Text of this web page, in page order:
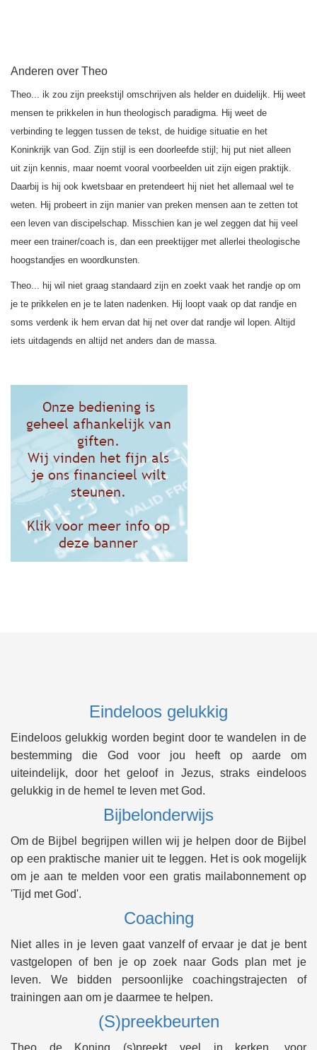
Anderen over Theo
Theo... ik zou zijn preekstijl omschrijven als helder en duidelijk. Hij weet
mensen te prikkelen in hun theologisch paradigma. Hij weet de
verbinding te leggen tussen de tekst, de huidige situatie en het
Koninkrijk van God. Zijn stijl is een doorleefde stijl; hij put niet alleen
uit zijn kennis, maar noemt vooral voorbeelden uit zijn eigen praktijk.
Daarbij is hij ook kwetsbaar en pretendeert hij niet het allemaal wel te
weten. Hij probeert in zijn manier van preken mensen aan te zetten tot
een leven van discipelschap. Misschien kan je wel zeggen dat hij veel
meer een trainer/coach is, dan een preektijger met allerlei theologische
hoogstandjes en woordkunsten.
Theo... hij wil niet graag standaard zijn en zoekt vaak het randje op om
je te prikkelen en je te laten nadenken. Hij loopt vaak op dat randje en
soms verdenk ik hem ervan dat hij net over dat randje wil lopen. Altijd
iets uitdagends en altijd net anders dan de massa.
Eindeloos gelukkig
Eindeloos gelukkig worden begint door te wandelen in de
bestemming die God voor jou heeft op aarde om
uiteindelijk, door het geloof in Jezus, straks eindeloos
gelukkig in de hemel te leven met God.
Bijbelonderwijs
Om de Bijbel begrijpen willen wij je helpen door de Bijbel
op een praktische manier uit te leggen. Het is ook mogelijk
om je aan te melden voor een gratis mailabonnement op
'Tijd met God'.
Coaching
Niet alles in je leven gaat vanzelf of ervaar je dat je bent
vastgelopen of ben je op zoek naar Gods plan met je
leven. We bidden persoonlijke coachingstrajecten of
trainingen aan om je daarmee te helpen.
(S)preekbeurten
Theo de Koning (s)preekt veel in kerken, voor